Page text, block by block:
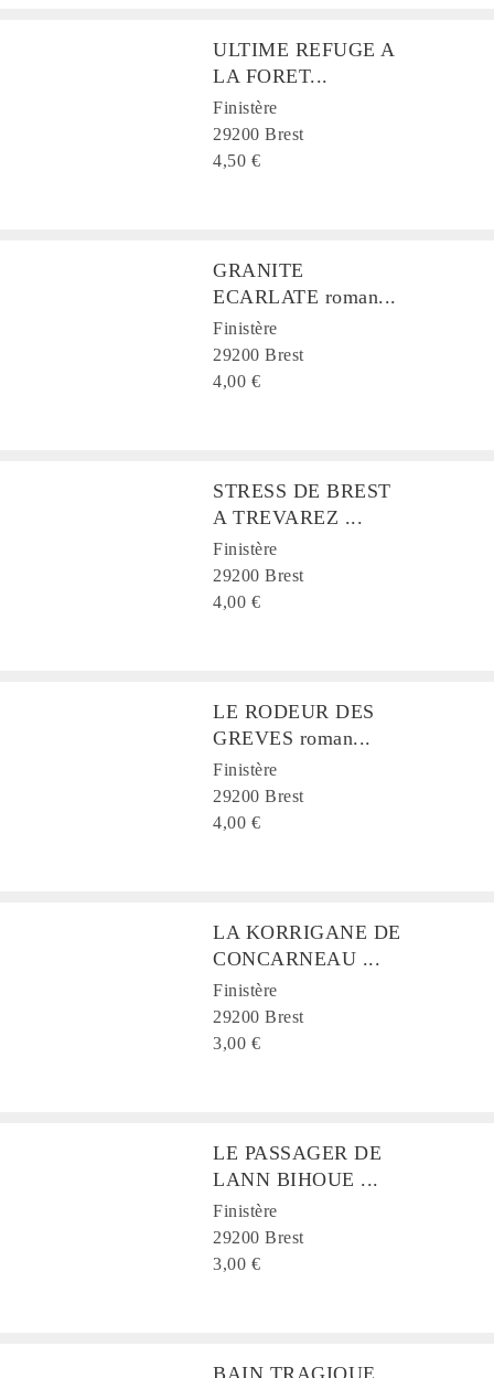
ULTIME REFUGE A
LA FORET...
Finistère
29200 Brest
4,50 €
GRANITE
ECARLATE roman...
Finistère
29200 Brest
4,00 €
STRESS DE BREST
A TREVAREZ ...
Finistère
29200 Brest
4,00 €
LE RODEUR DES
GREVES roman...
Finistère
29200 Brest
4,00 €
LA KORRIGANE DE
CONCARNEAU ...
Finistère
29200 Brest
3,00 €
LE PASSAGER DE
LANN BIHOUE ...
Finistère
29200 Brest
3,00 €
BAIN TRAGIQUE